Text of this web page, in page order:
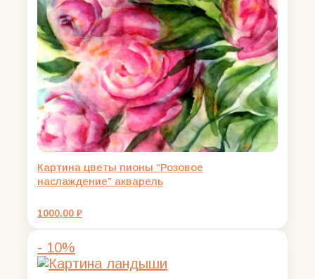
Картина цветы пионы “Розовое
наслаждение” акварель
1000,00 ₽
- 10%